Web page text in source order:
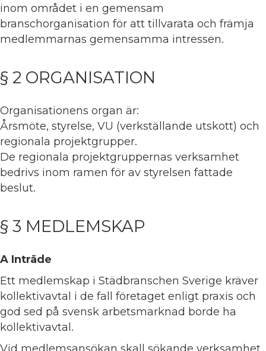
inom området i en gemensam
branschorganisation för att tillvarata och främja
medlemmarnas gemensamma intressen.
§ 2 ORGANISATION
Organisationens organ är:
Årsmöte, styrelse, VU (verkställande utskott) och
regionala projektgrupper.
De regionala projektgruppernas verksamhet
bedrivs inom ramen för av styrelsen fattade
beslut.
§ 3 MEDLEMSKAP
A Inträde
Ett medlemskap i Städbranschen Sverige kräver
kollektivavtal i de fall företaget enligt praxis och
god sed på svensk arbetsmarknad borde ha
kollektivavtal.